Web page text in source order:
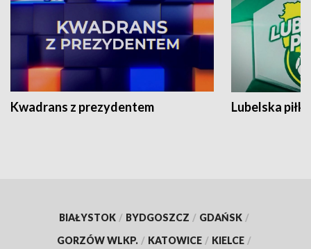
Kwadrans z prezydentem Lubelska piłka
BIAŁYSTOK / BYDGOSZCZ / GDAŃSK /
GORZÓW WLKP. / KATOWICE / KIELCE /